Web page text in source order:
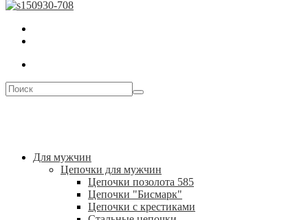
Для мужчин
Цепочки для мужчин
Цепочки позолота 585
Цепочки "Бисмарк"
Цепочки с крестиками